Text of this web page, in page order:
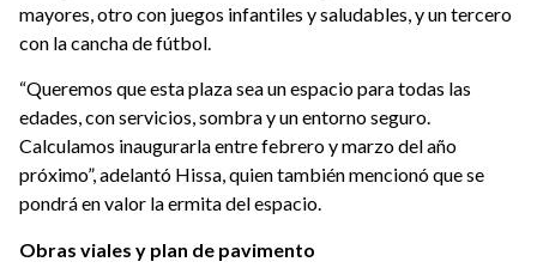
mayores, otro con juegos infantiles y saludables, y un tercero
con la cancha de fútbol.
“Queremos que esta plaza sea un espacio para todas las
edades, con servicios, sombra y un entorno seguro.
Calculamos inaugurarla entre febrero y marzo del año
próximo”, adelantó Hissa, quien también mencionó que se
pondrá en valor la ermita del espacio.
Obras viales y plan de pavimento